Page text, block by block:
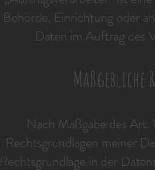
Behörde, Einrichtung oder
Daten im Auftrag des
Nach Maßgabe des
Rechtsgrundlagen meiner
Rechtsgrundlage in der